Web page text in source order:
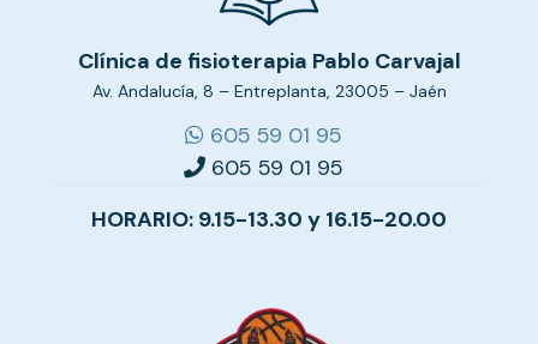
Clínica de fisioterapia Pablo Carvajal
Av. Andalucía, 8 – Entreplanta, 23005 – Jaén
605 59 01 95
605 59 01 95
HORARIO: 9.15-13.30 y 16.15-20.00